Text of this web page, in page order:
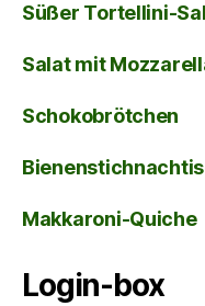
Süßer Tortellini-
Salat mit
Schokobrötchen
Makkaroni-Quiche
Login-box